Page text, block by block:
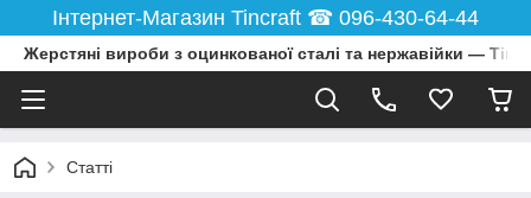
Інтернет-Магазин Tincraft ☎︎ 096-430-64-44
Жерстяні вироби з оцинкованої сталі та нержавійки —
Статті